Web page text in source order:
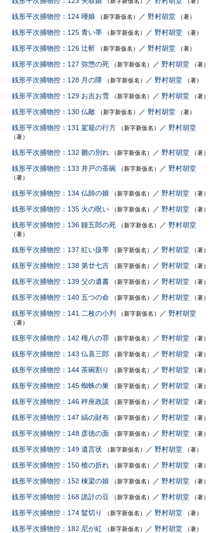
銭形平次捕物控：124 唖娘 （新字新仮名） ／ 野村胡堂 （著）
銭形平次捕物控：125 青い帯 （新字新仮名） ／ 野村胡堂 （著）
銭形平次捕物控：126 辻斬 （新字新仮名） ／ 野村胡堂 （著）
銭形平次捕物控：127 弥惣の死 （新字新仮名） ／ 野村胡堂 （著）
銭形平次捕物控：128 月の隈 （新字新仮名） ／ 野村胡堂 （著）
銭形平次捕物控：129 お吉お雪 （新字新仮名） ／ 野村胡堂 （著）
銭形平次捕物控：130 仏敵 （新字新仮名） ／ 野村胡堂 （著）
銭形平次捕物控：131 駕籠の行方 （新字新仮名） ／ 野村胡堂
（著）
銭形平次捕物控：132 雛の別れ （新字新仮名） ／ 野村胡堂 （著）
銭形平次捕物控：133 井戸の茶碗 （新字新仮名） ／ 野村胡堂
（著）
銭形平次捕物控：134 仏師の娘 （新字新仮名） ／ 野村胡堂 （著）
銭形平次捕物控：135 火の呪い （新字新仮名） ／ 野村胡堂 （著）
銭形平次捕物控：136 鐘五郎の死 （新字新仮名） ／ 野村胡堂
（著）
銭形平次捕物控：137 紅い扱帯 （新字新仮名） ／ 野村胡堂 （著）
銭形平次捕物控：138 第廿七吉 （新字新仮名） ／ 野村胡堂 （著）
銭形平次捕物控：139 父の遺書 （新字新仮名） ／ 野村胡堂 （著）
銭形平次捕物控：140 五つの命 （新字新仮名） ／ 野村胡堂 （著）
銭形平次捕物控：141 二枚の小判 （新字新仮名） ／ 野村胡堂
（著）
銭形平次捕物控：142 権八の罪 （新字新仮名） ／ 野村胡堂 （著）
銭形平次捕物控：143 仏喜三郎 （新字新仮名） ／ 野村胡堂 （著）
銭形平次捕物控：144 茶碗割り （新字新仮名） ／ 野村胡堂 （著）
銭形平次捕物控：145 蜘蛛の巣 （新字新仮名） ／ 野村胡堂 （著）
銭形平次捕物控：146 秤座政談 （新字新仮名） ／ 野村胡堂 （著）
銭形平次捕物控：147 縞の財布 （新字新仮名） ／ 野村胡堂 （著）
銭形平次捕物控：148 彦徳の面 （新字新仮名） ／ 野村胡堂 （著）
銭形平次捕物控：149 遺言状 （新字新仮名） ／ 野村胡堂 （著）
銭形平次捕物控：150 槍の折れ （新字新仮名） ／ 野村胡堂 （著）
銭形平次捕物控：152 棟梁の娘 （新字新仮名） ／ 野村胡堂 （著）
銭形平次捕物控：168 詭計の豆 （新字新仮名） ／ 野村胡堂 （著）
銭形平次捕物控：174 髷切り （新字新仮名） ／ 野村胡堂 （著）
銭形平次捕物控：182 尼が紅 （新字新仮名） ／ 野村胡堂 （著）